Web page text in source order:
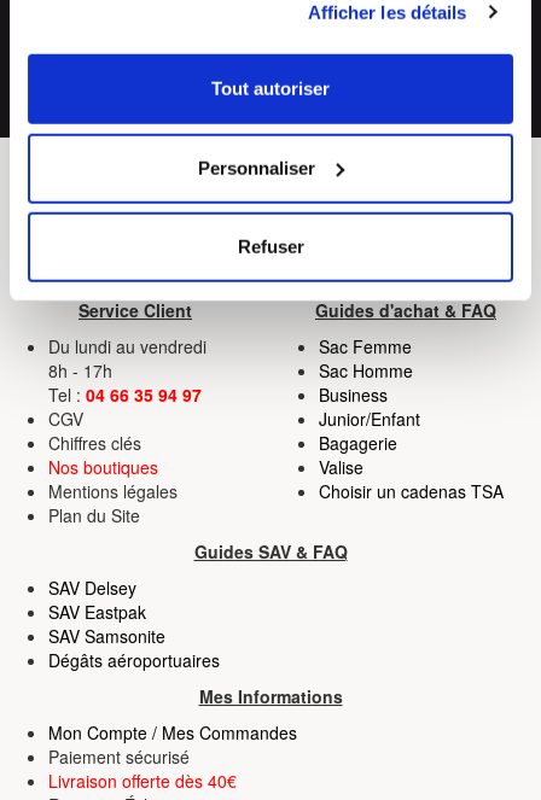
tout moment en consultant la Déclaration relative aux
cookies ou en cliquant sur l'icône de confidentialité.
Collecter des informations sur votre localisation
géographique qui peuvent être précises à plusieurs
mètres près
pour en relever les caractéristiques spécifiques
(empreintes digitales).
Pour en savoir plus sur le traitement de vos données
personnelles et définir vos préférences, reportez-vous à
section « Détails »
. Vous pouvez modifier ou retirer
votre consentement à tout moment à partir de la
déclaration sur les cookies.
Les cookies nous permettent de personnaliser le contenu
et les annonces, d'offrir des fonctionnalités relatives aux
médias sociaux et d'analyser notre trafic. Nous
partageons également des informations sur l'utilisation de
notre site avec nos partenaires de médias sociaux, de
publicité et d'analyse, qui peuvent combiner celles-ci
avec d'autres informations que vous leur avez fournies
ou qu'ils ont collectées lors de votre utilisation de leurs
services.
Afficher les détails
Tout autoriser
Personnaliser
Refuser
💰
BLEU CERISE
Service Client
Guides d'achat & FAQ
Du lundi au vendredi
8h - 17h
Tel : 04 66 35 94 97
CGV
Chiffres clés
Nos boutiques
Mentions légales
Plan du Site
Sac Femme
Sac Homme
Business
Junior/Enfant
Bagagerie
Valise
Choisir un cadenas TSA
Guides SAV & FAQ
SAV Delsey
SAV Eastpak
SAV Samsonite
Dégâts aéroportuaires
Mes Informations
Mon Compte / Mes Commandes
Paiement sécurisé
Livraison offerte dès 40€